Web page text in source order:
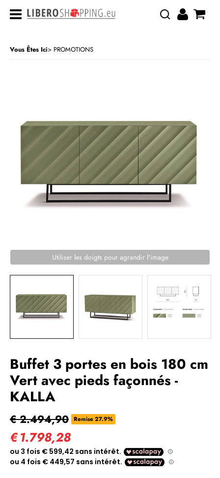
Vous Êtes Ici PROMOTIONS
Buffet 3 portes en bois 180 cm
Vert avec pieds façonnés -
KALLA
€ 2.494,90 Remise 27.9%
€1.798,28